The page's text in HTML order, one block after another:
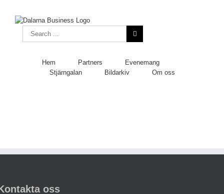
content
Search
for:
Hem Partners
Evenemang
Stjärngalan
Bildarkiv Om oss
oss